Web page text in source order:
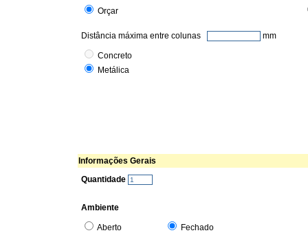
Orçar
Distância máxima entre colunas mm
Concreto
Metálica
Informações Gerais
Quantidade
Ambiente
Aberto Fechado